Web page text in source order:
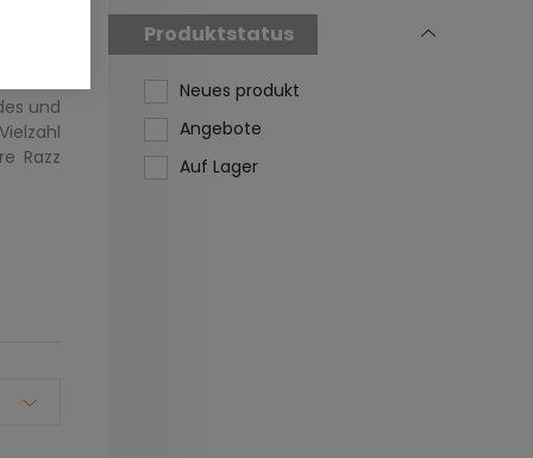
und
Razz
Produktstatus
Neues produkt
Angebote
Auf Lager